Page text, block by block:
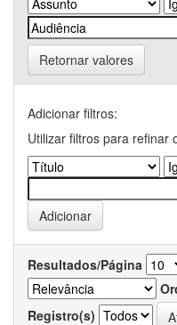
Retornar valores
Adicionar filtros:
Utilizar filtros para refinar
Resultados/Página
Registro(s)